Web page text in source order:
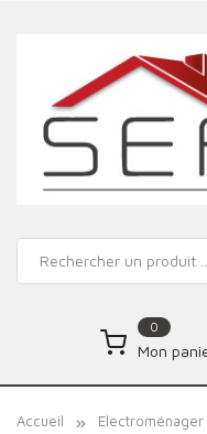
0
Mon
Accueil Electroménager